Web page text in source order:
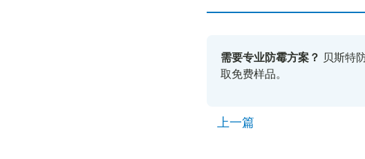
需要专业防霉方案？ 贝斯特
取免费样品。
上一篇